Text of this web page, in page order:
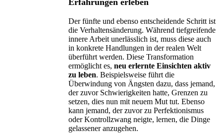
Der fünfte und ebenso entscheidende Schritt ist
die Verhaltensänderung. Während tiefgreifende
innere Arbeit unerlässlich ist, muss diese auch
in konkrete Handlungen in der realen Welt
überführt werden. Diese Transformation
ermöglicht es, neu erlernte Einsichten aktiv
zu leben. Beispielsweise führt die
Überwindung von Ängsten dazu, dass jemand,
der zuvor Schwierigkeiten hatte, Grenzen zu
setzen, dies nun mit neuem Mut tut. Ebenso
kann jemand, der zuvor zu Perfektionismus
oder Kontrollzwang neigte, lernen, die Dinge
gelassener anzugehen.